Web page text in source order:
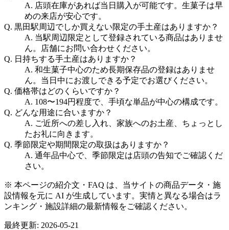
A. 店頭在庫があれば当日購入が可能です。生菓子は早
めの来店が安心です。
Q. 黒田駅周辺でしか買えない限定の手土産はありますか？
A. 当駅周辺限定として登録されている商品はありませ
ん。店舗にお問い合わせください。
Q. 日持ちする手土産はありますか？
A. 和生菓子中心のため長期保存品の登録はありませ
ん。当日中にお渡しできる予定でお選びください。
Q. 価格帯はどのくらいですか？
A. 108〜194円程度で、手頃な単品が中心の構成です。
Q. どんな用途に合いますか？
A. ご近所への差し入れ、家族へのお土産、ちょっとし
たお礼に向きます。
Q. 季節限定や期間限定の取扱はありますか？
A. 通年品中心で、季節限定は店頭の告知でご確認くだ
さい。
※ 本ページの紹介文・FAQ は、当サイトの商品データ・施
設情報を元に AI が生成しています。実情と異なる場合はラ
ンキング・施設詳細の最新情報をご確認ください。
最終更新: 2026-05-21